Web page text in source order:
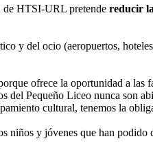
de HTSI-URL pretende reducir
y del ocio (aeropuertos,
ofrece la oportunidad a las
del Pequeño Liceo nunca son
cultural, tenemos la
niños y jóvenes que han